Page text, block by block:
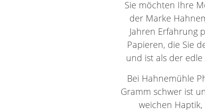
Sie möchten Ihre
der Marke
Jahren Erfahrung
Papieren, die Sie
und ist als der
Bei Hahnemühle
Gramm schwer ist
weichen